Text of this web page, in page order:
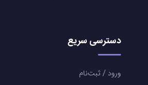
دسترسی سریع
ورود / ثبت‌نام